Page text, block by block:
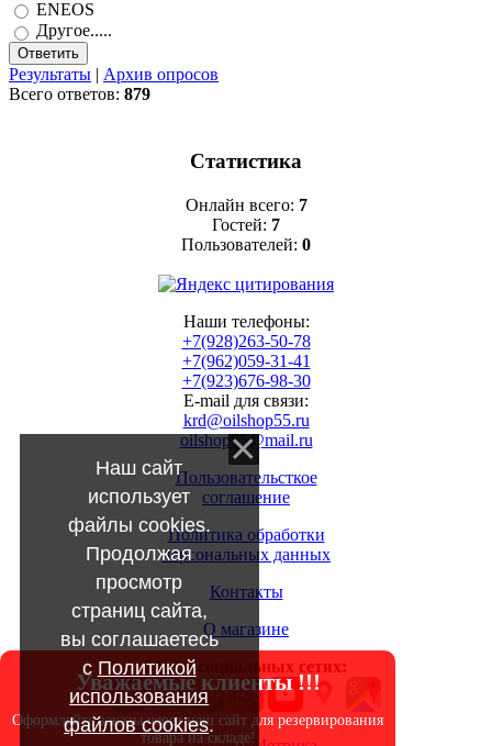
ENEOS
Другое.....
Результаты | Архив опросов
Всего ответов: 879
Статистика
Онлайн всего: 7
Гостей: 7
Пользователей: 0
Наши телефоны:
+7(928)263-50-78
+7(962)059-31-41
+7(923)676-98-30
E-mail для связи:
krd@oilshop55.ru
oilshop55@mail.ru
Пользовательсткое
соглашение
Политика обработки
персональных данных
Контакты
О магазине
МЫ в социальных сетях:
Уважаемые клиенты !!!
Оформляйте заказы через наш сайт для резервирования
товара на складе!
Наш сайт
использует
файлы cookies.
Продолжая
просмотр
страниц сайта,
вы соглашаетесь
с Политикой
использования
файлов cookies.